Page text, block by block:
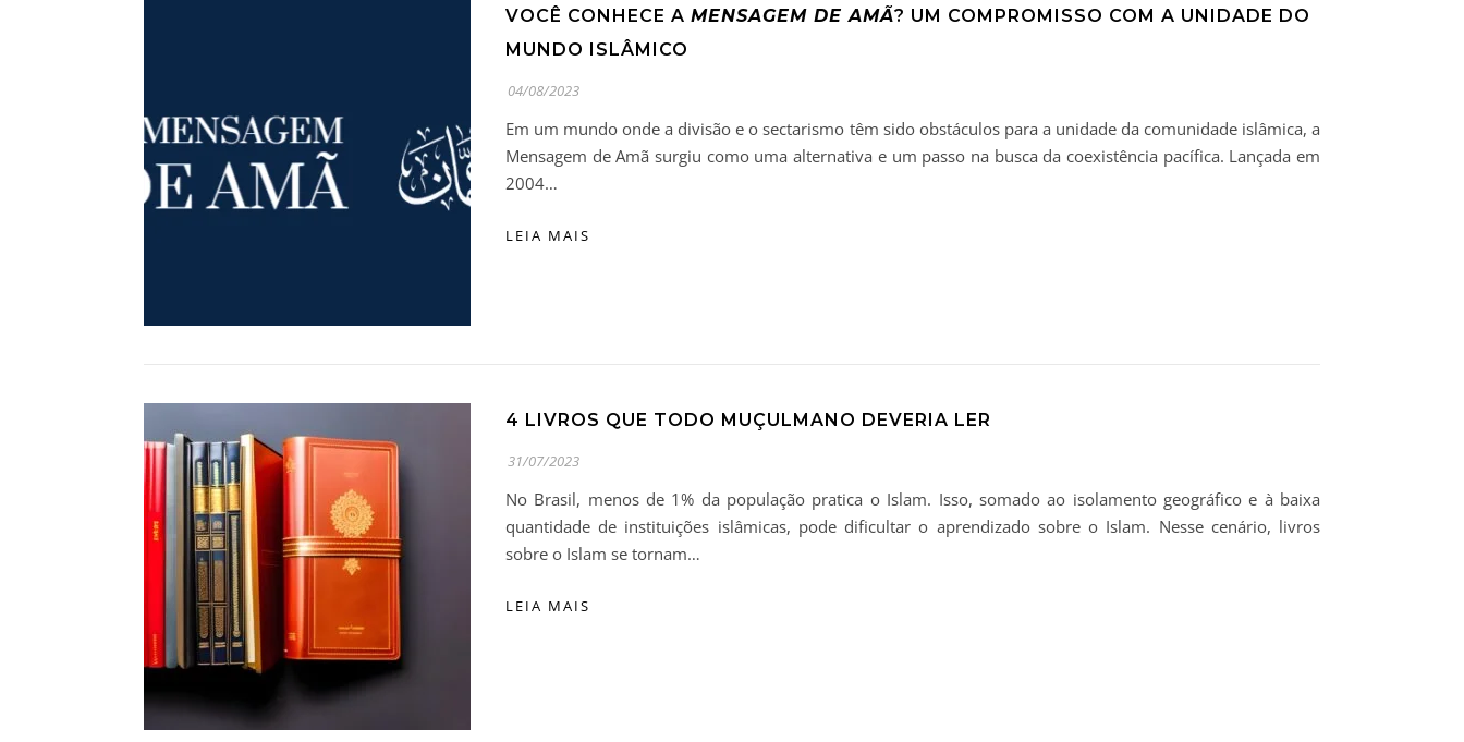
VOCÊ CONHECE A MENSAGEM DE AMÃ? UM COMPROMISSO COM A UNIDADE DO
MUNDO ISLÂMICO
04/08/2023
Em um mundo onde a divisão e o sectarismo têm sido obstáculos para a unidade da comunidade islâmica, a
Mensagem de Amã surgiu como uma alternativa e um passo na busca da coexistência pacífica. Lançada em
2004…
LEIA MAIS
4 LIVROS QUE TODO MUÇULMANO DEVERIA LER
31/07/2023
No Brasil, menos de 1% da população pratica o Islam. Isso, somado ao isolamento geográfico e à baixa
quantidade de instituições islâmicas, pode dificultar o aprendizado sobre o Islam. Nesse cenário, livros
sobre o Islam se tornam…
LEIA MAIS